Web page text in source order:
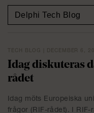
Idag diskuteras
rådet
Idag möts Europeiska
frågor (RIF-rådet). I